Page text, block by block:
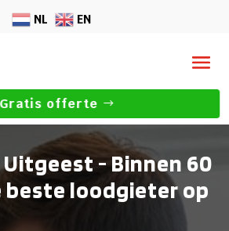
NL EN
Gratis offerte
- Binnen 60
beste loodgieter op